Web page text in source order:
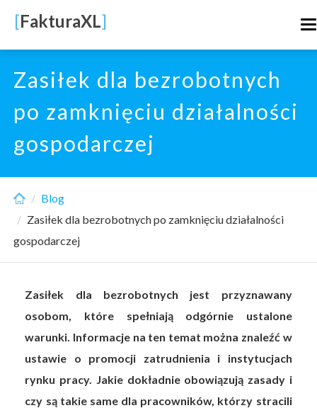
main
content
[FakturaXL]
Zasiłek dla bezrobotnych
po zamknięciu działalności
gospodarczej
Blog
Zasiłek dla bezrobotnych po zamknięciu działalności
gospodarczej
Zasiłek dla bezrobotnych jest przyznawany
osobom, które spełniają odgórnie ustalone
warunki. Informacje na ten temat można znaleźć w
ustawie o promocji zatrudnienia i instytucjach
rynku pracy. Jakie dokładnie obowiązują zasady i
czy są takie same dla pracowników, którzy stracili